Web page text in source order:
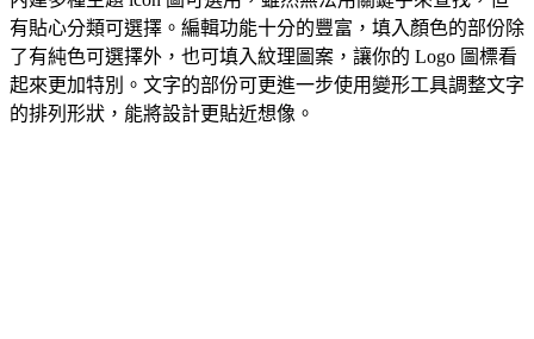
有貼心分類可選擇。編輯功能十分的豐富，填入顏色的部份除
了有純色可選擇外，也可填入紋理圖案，讓你的 Logo 圖標看
起來更加特別。文字的部份可更進一步使用變形工具調整文字
的排列形狀，能將設計更貼近想像。